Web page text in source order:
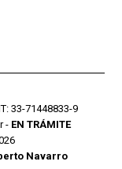
33-71448833-9
- EN TRÁMITE
Navarro